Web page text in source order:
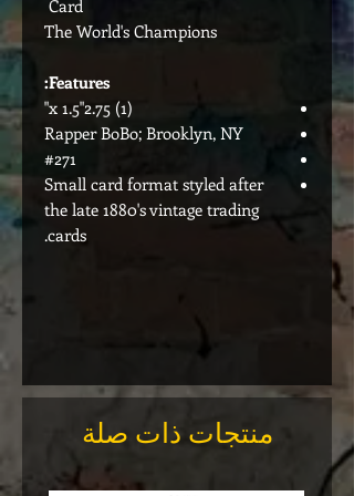
Card
The World's Champions
Features:
(1) 2.75"x 1.5"
Rapper BoBo; Brooklyn, NY
#271
Small card format styled after
the late 1880's vintage trading
cards.
منتجات ذات صلة